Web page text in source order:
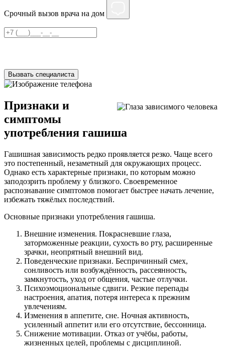
Срочный вызов врача на дом
Вызвать специалиста
Признаки и
симптомы
употребления гашиша
Гашишная зависимость редко проявляется резко. Чаще всего
это постепенный, незаметный для окружающих процесс.
Однако есть характерные признаки, по которым можно
заподозрить проблему у близкого. Своевременное
распознавание симптомов помогает быстрее начать лечение,
избежать тяжёлых последствий.
Основные признаки употребления гашиша.
Внешние изменения. Покрасневшие глаза,
заторможенные реакции, сухость во рту, расширенные
зрачки, неопрятный внешний вид.
Поведенческие признаки. Беспричинный смех,
сонливость или возбуждённость, рассеянность,
замкнутость, уход от общения, частые отлучки.
Психоэмоциональные сдвиги. Резкие перепады
настроения, апатия, потеря интереса к прежним
увлечениям.
Изменения в аппетите, сне. Ночная активность,
усиленный аппетит или его отсутствие, бессонница.
Снижение мотивации. Отказ от учёбы, работы,
жизненных целей, проблемы с дисциплиной.